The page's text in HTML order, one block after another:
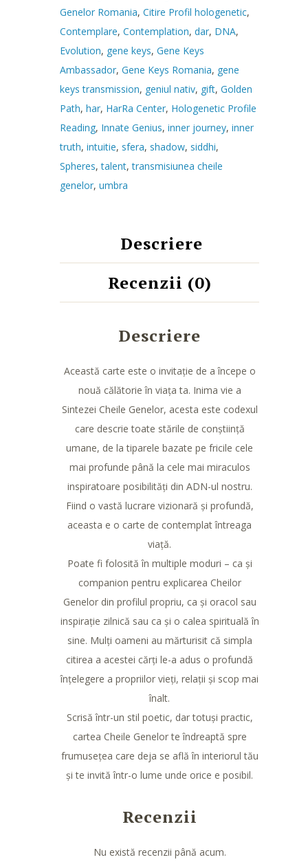
Genelor Romania, Citire Profil hologenetic,
Contemplare, Contemplation, dar, DNA,
Evolution, gene keys, Gene Keys
Ambassador, Gene Keys Romania, gene
keys transmission, geniul nativ, gift, Golden
Path, har, HarRa Center, Hologenetic Profile
Reading, Innate Genius, inner journey, inner
truth, intuitie, sfera, shadow, siddhi,
Spheres,talent,transmisiunea cheile
genelor, umbra
Descriere
Recenzii (0)
Descriere
Această carte este o invitație de a începe o
nouă călătorie în viața ta. Inima vie a
Sintezei Cheile Genelor, acesta este codexul
care descrie toate stările de conștiință
umane, de la tiparele bazate pe fricile cele
mai profunde până la cele mai miraculos
inspiratoare posibilități din ADN-ul nostru.
Fiind o vastă lucrare vizionară și profundă,
aceasta e o carte de contemplat întreaga
viață.
Poate fi folosită în multiple moduri – ca și
companion pentru explicarea Cheilor
Genelor din profilul propriu, ca și oracol sau
inspirație zilnică sau ca și o calea spirituală în
sine. Mulți oameni au mărturisit că simpla
citirea a acestei cărți le-a adus o profundă
înțelegere a propriilor vieți, relații și scop mai
înalt.
Scrisă într-un stil poetic, dar totuși practic,
cartea Cheile Genelor te îndreaptă spre
frumusețea care deja se află în interiorul tău
și te invită într-o lume unde orice e posibil.
Recenzii
Nu există recenzii până acum.